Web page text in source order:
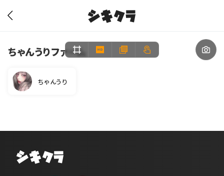
シキクラ
ちゃんうりファーム
ちゃんうり
シキクラ